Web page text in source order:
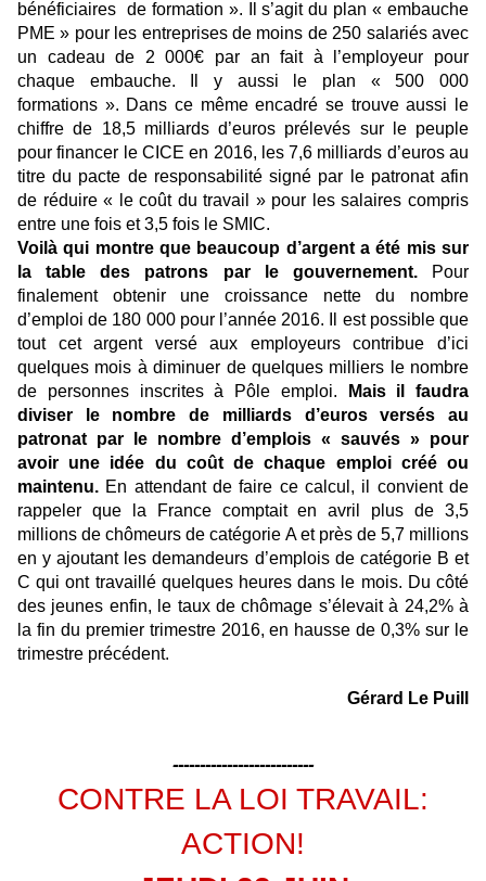
bénéficiaires de formation ». Il s’agit du plan « embauche
PME » pour les entreprises de moins de 250 salariés avec
un cadeau de 2 000€ par an fait à l’employeur pour
chaque embauche. Il y aussi le plan « 500 000
formations ». Dans ce même encadré se trouve aussi le
chiffre de 18,5 milliards d’euros prélevés sur le peuple
pour financer le CICE en 2016, les 7,6 milliards d’euros au
titre du pacte de responsabilité signé par le patronat afin
de réduire « le coût du travail » pour les salaires compris
entre une fois et 3,5 fois le SMIC.
Voilà qui montre que beaucoup d’argent a été mis sur
la table des patrons par le gouvernement.Pour
finalement obtenir une croissance nette du nombre
d’emploi de 180 000 pour l’année 2016. Il est possible que
tout cet argent versé aux employeurs contribue d’ici
quelques mois à diminuer de quelques milliers le nombre
de personnes inscrites à Pôle emploi.
Mais il faudra
diviser le nombre de milliards d’euros
versés au
patronat par le nombre d’emplois « sauvés » pour
avoir une idée du coût de chaque emploi créé ou
maintenu. En attendant de faire ce calcul, il convient de
rappeler que la France comptait en avril plus de 3,5
millions de chômeurs de catégorie A et près de 5,7 millions
en y ajoutant les demandeurs d’emplois de catégorie B et
C qui ont travaillé quelques heures dans le mois. Du côté
des jeunes enfin, le taux de chômage s’élevait à 24,2% à
la fin du premier trimestre 2016, en hausse de 0,3% sur le
trimestre précédent.
Gérard Le Puill
--------------------------
CONTRE LA LOI TRAVAIL:
ACTION!